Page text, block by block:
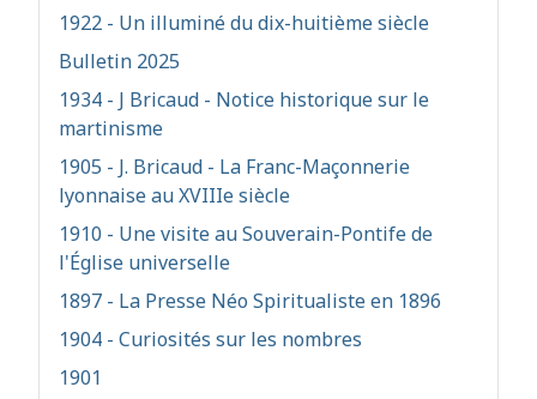
1922 - Un illuminé du dix-huitième siècle
Bulletin 2025
1934 - J Bricaud - Notice historique sur le
martinisme
1905 - J. Bricaud - La Franc-Maçonnerie
lyonnaise au XVIIIe siècle
1910 - Une visite au Souverain-Pontife de
l'Église universelle
1897 - La Presse Néo Spiritualiste en 1896
1904 - Curiosités sur les nombres
1901